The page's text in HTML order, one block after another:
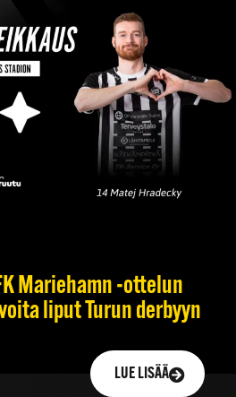
Mariehamn -ottelun
liput Turun derbyyn
LUE LISÄÄ